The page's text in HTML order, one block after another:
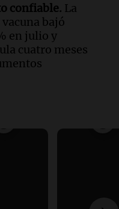
confiable. La
bajó
en julio y
cuatro meses